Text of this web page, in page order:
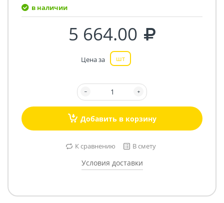
в наличии
5 664.00
Цена за шт
Добавить в корзину
К сравнению В смету
Условия доставки